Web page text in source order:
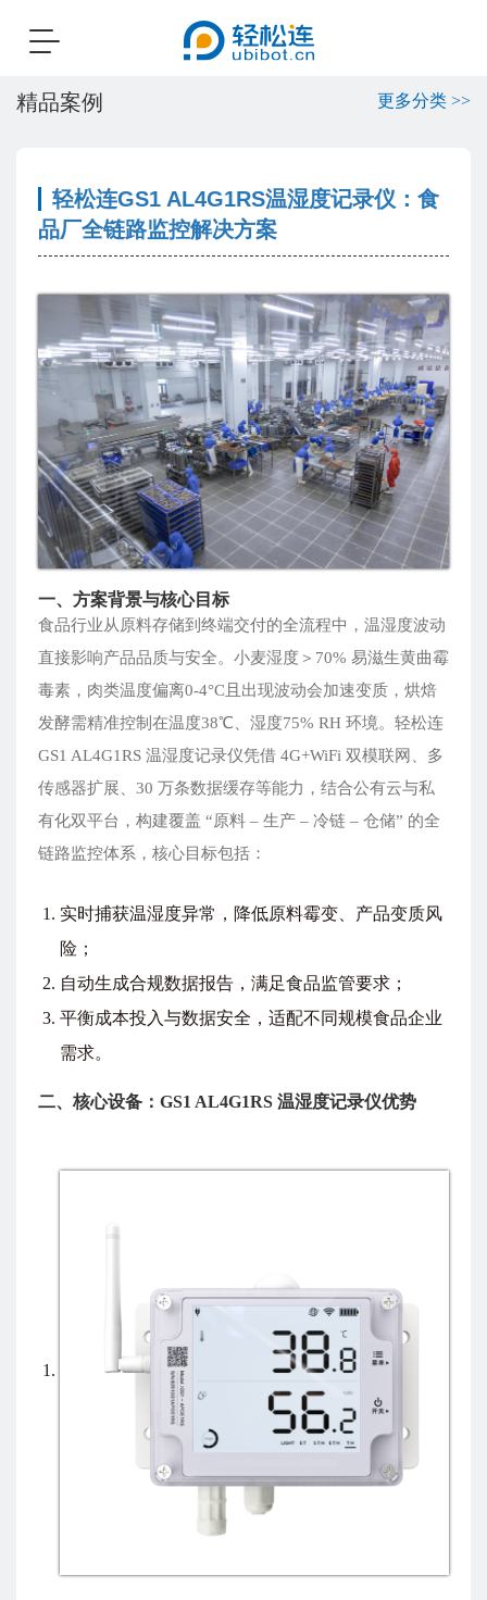
Toggle
精品案例 更多分类 >>
轻松连GS1 AL4G1RS温湿度记录仪：食
品厂全链路监控解决方案
一、方案背景与核心目标
食品行业从原料存储到终端交付的全流程中，温湿度波动
直接影响产品品质与安全。小麦湿度＞70% 易滋生黄曲霉
毒素，肉类温度偏离0-4°C且出现波动会加速变质，烘焙
发酵需精准控制在温度38℃、湿度75% RH 环境。轻松连
GS1 AL4G1RS 温湿度记录仪凭借 4G+WiFi 双模联网、多
传感器扩展、30 万条数据缓存等能力，结合公有云与私
有化双平台，构建覆盖 “原料 – 生产 – 冷链 – 仓储” 的全
链路监控体系，核心目标包括：
实时捕获温湿度异常，降低原料霉变、产品变质风
险；
自动生成合规数据报告，满足食品监管要求；
平衡成本投入与数据安全，适配不同规模食品企业
需求。
二、核心设备：GS1 AL4G1RS 温湿度记录仪优势